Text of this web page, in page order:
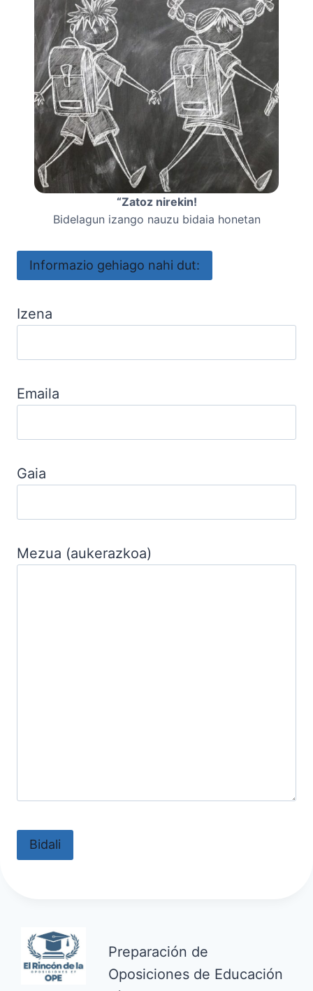
“Zatoz nirekin!
Bidelagun izango nauzu bidaia honetan
Informazio gehiago nahi dut:
Izena
Emaila
Gaia
Mezua (aukerazkoa)
Preparación de
Oposiciones de Educación